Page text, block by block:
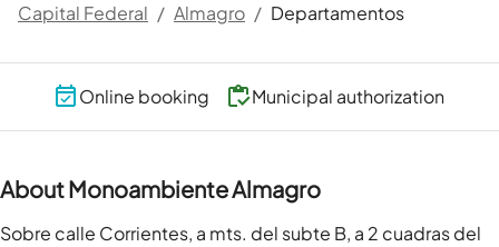
Capital Federal / Almagro / Departamentos
Online booking Municipal authorization
About Monoambiente Almagro
Sobre calle Corrientes, a mts. del subte B, a 2 cuadras del